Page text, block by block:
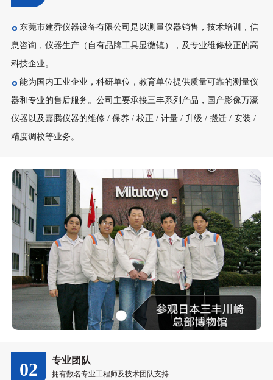
东莞市建乔仪器设备有限公司是以测量仪器销售，技术培训，信
息咨询，仪器生产（自有品牌工具显微镜），及专业维修校正的高
科技企业。
能为国内工业企业，科研单位，教育单位提供质量可靠的测量仪
器和专业的售后服务。公司主要承接三丰系列产品，国产影像万濠
仪器以及嘉腾仪器的维修 / 保养 / 校正 / 计量 / 升级 / 搬迁 / 安装 /
精度调校等业务。
02 专业团队
拥有数名专业工程师及技术团队支持